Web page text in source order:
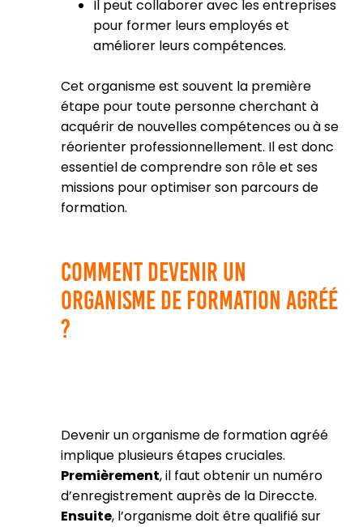
Il peut collaborer avec les entreprises
pour former leurs employés et
améliorer leurs compétences.
Cet organisme est souvent la première
étape pour toute personne cherchant à
acquérir de nouvelles compétences ou à se
réorienter professionnellement. Il est donc
essentiel de comprendre son rôle et ses
missions pour optimiser son parcours de
formation.
Comment devenir un
organisme de formation agréé
?
Devenir un organisme de formation agréé
implique plusieurs étapes cruciales.
Premièrement, il faut obtenir un numéro
d’enregistrement auprès de la Direccte.
Ensuite, l’organisme doit être qualifié sur